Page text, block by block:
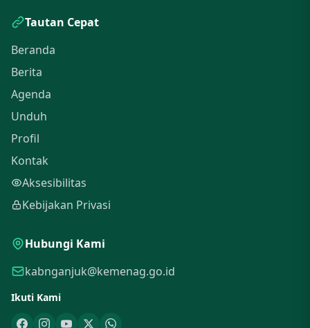
Tautan Cepat
Beranda
Berita
Agenda
Unduh
Profil
Kontak
Aksesibilitas
Kebijakan Privasi
Hubungi Kami
kabnganjuk@kemenag.go.id
Ikuti Kami